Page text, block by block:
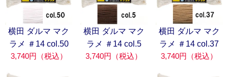
横田 ダルマ マク
ラメ ＃14 col.50
3,740円（税込）
横田 ダルマ マク
ラメ ＃14 col.5
3,740円（税込）
横田 ダルマ マク
ラメ ＃14 col.37
3,740円（税込）